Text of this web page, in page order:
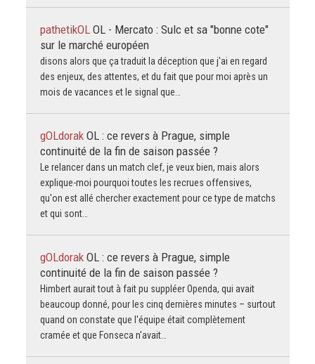
pathetikOL OL - Mercato : Sulc et sa "bonne cote"
sur le marché européen
disons alors que ça traduit la déception que j'ai en regard
des enjeux, des attentes, et du fait que pour moi après un
mois de vacances et le signal que…
gOLdorak OL : ce revers à Prague, simple
continuité de la fin de saison passée ?
Le relancer dans un match clef, je veux bien, mais alors
explique-moi pourquoi toutes les recrues offensives,
qu'on est allé chercher exactement pour ce type de matchs
et qui sont…
gOLdorak OL : ce revers à Prague, simple
continuité de la fin de saison passée ?
Himbert aurait tout à fait pu suppléer Openda, qui avait
beaucoup donné, pour les cinq dernières minutes – surtout
quand on constate que l'équipe était complètement
cramée et que Fonseca n'avait…